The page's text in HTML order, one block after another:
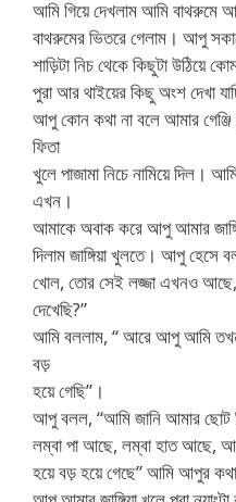
আমি গিয়ে দেখলাম আমি বাথরুমে
বাথরুমের ভিতরে গেলাম। আপু
শাড়িটা নিচ থেকে কিছুটা উঠিয়ে
পুরা আর থাইয়ের কিছু অংশ দেখা
আপু কোন কথা না বলে আমার
ফিতা
খুলে পাজামা নিচে নামিয়ে দিল।
এখন।
আমাকে অবাক করে আপু আমার
দিলাম জাঙ্গিয়া খুলতে। আপু হেসে
খোল, তোর সেই লজ্জা এখনও আছে,
দেখেছি?”
আমি বললাম, “ আরে আপু আমি
বড়
হয়ে গেছি”।
আপু বলল, “আমি জানি আমার ছোট
লম্বা পা আছে, লম্বা হাত আছে,
হয়ে বড় হয়ে গেছে” আমি আপুর